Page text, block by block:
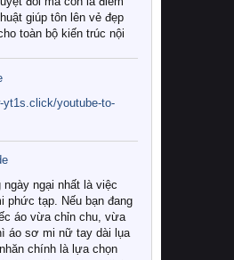
giúp tôn lên vẻ đẹp
toàn bộ kiến trúc nội
thị trường đa dạng
hiệu và mẫu mã
làm thế nào để chọn
bộ chăn ga gối đệm cao
chất lượng, phù hợp với
cầu sử dụng của gia
chúng tôi đi tìm lời
tiết qua bài viết dưới đây.
gia đình hiện đại lại ưa
ga gối đệm cao cấp?
yt1s.click/youtube-to-
ngại nhất là việc
phức tạp. Nếu bạn đang
áo vừa chỉn chu, vừa
áo sơ mi nữ tay dài lụa
chính là lựa chọn